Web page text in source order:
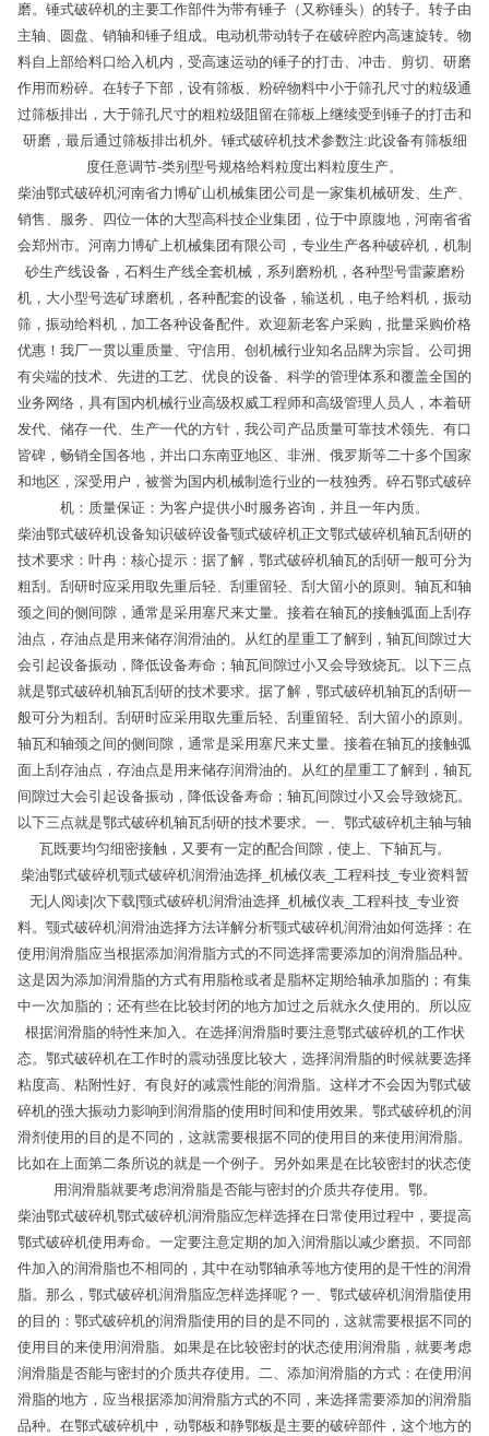
磨。锤式破碎机的主要工作部件为带有锤子（又称锤头）的转子。转子由
主轴、圆盘、销轴和锤子组成。电动机带动转子在破碎腔内高速旋转。物
料自上部给料口给入机内，受高速运动的锤子的打击、冲击、剪切、研磨
作用而粉碎。在转子下部，设有筛板、粉碎物料中小于筛孔尺寸的粒级通
过筛板排出，大于筛孔尺寸的粗粒级阻留在筛板上继续受到锤子的打击和
研磨，最后通过筛板排出机外。锤式破碎机技术参数注:此设备有筛板细
度任意调节-类别型号规格给料粒度出料粒度生产。
柴油鄂式破碎机河南省力博矿山机械集团公司是一家集机械研发、生产、
销售、服务、四位一体的大型高科技企业集团，位于中原腹地，河南省省
会郑州市。河南力博矿上机械集团有限公司，专业生产各种破碎机，机制
砂生产线设备，石料生产线全套机械，系列磨粉机，各种型号雷蒙磨粉
机，大小型号选矿球磨机，各种配套的设备，输送机，电子给料机，振动
筛，振动给料机，加工各种设备配件。欢迎新老客户采购，批量采购价格
优惠！我厂一贯以重质量、守信用、创机械行业知名品牌为宗旨。公司拥
有尖端的技术、先进的工艺、优良的设备、科学的管理体系和覆盖全国的
业务网络，具有国内机械行业高级权威工程师和高级管理人员人，本着研
发代、储存一代、生产一代的方针，我公司产品质量可靠技术领先、有口
皆碑，畅销全国各地，并出口东南亚地区、非洲、俄罗斯等二十多个国家
和地区，深受用户，被誉为国内机械制造行业的一枝独秀。碎石鄂式破碎
机：质量保证：为客户提供小时服务咨询，并且一年内质。
柴油鄂式破碎机设备知识破碎设备颚式破碎机正文鄂式破碎机轴瓦刮研的
技术要求：叶冉：核心提示：据了解，鄂式破碎机轴瓦的刮研一般可分为
粗刮。刮研时应采用取先重后轻、刮重留轻、刮大留小的原则。轴瓦和轴
颈之间的侧间隙，通常是采用塞尺来丈量。接着在轴瓦的接触弧面上刮存
油点，存油点是用来储存润滑油的。从红的星重工了解到，轴瓦间隙过大
会引起设备振动，降低设备寿命；轴瓦间隙过小又会导致烧瓦。以下三点
就是鄂式破碎机轴瓦刮研的技术要求。据了解，鄂式破碎机轴瓦的刮研一
般可分为粗刮。刮研时应采用取先重后轻、刮重留轻、刮大留小的原则。
轴瓦和轴颈之间的侧间隙，通常是采用塞尺来丈量。接着在轴瓦的接触弧
面上刮存油点，存油点是用来储存润滑油的。从红的星重工了解到，轴瓦
间隙过大会引起设备振动，降低设备寿命；轴瓦间隙过小又会导致烧瓦。
以下三点就是鄂式破碎机轴瓦刮研的技术要求。一、鄂式破碎机主轴与轴
瓦既要均匀细密接触，又要有一定的配合间隙，使上、下轴瓦与。
柴油鄂式破碎机颚式破碎机润滑油选择_机械仪表_工程科技_专业资料暂
无|人阅读|次下载|颚式破碎机润滑油选择_机械仪表_工程科技_专业资
料。颚式破碎机润滑油选择方法详解分析颚式破碎机润滑油如何选择：在
使用润滑脂应当根据添加润滑脂方式的不同选择需要添加的润滑脂品种。
这是因为添加润滑脂的方式有用脂枪或者是脂杯定期给轴承加脂的；有集
中一次加脂的；还有些在比较封闭的地方加过之后就永久使用的。所以应
根据润滑脂的特性来加入。在选择润滑脂时要注意鄂式破碎机的工作状
态。鄂式破碎机在工作时的震动强度比较大，选择润滑脂的时候就要选择
粘度高、粘附性好、有良好的减震性能的润滑脂。这样才不会因为鄂式破
碎机的强大振动力影响到润滑脂的使用时间和使用效果。鄂式破碎机的润
滑剂使用的目的是不同的，这就需要根据不同的使用目的来使用润滑脂。
比如在上面第二条所说的就是一个例子。另外如果是在比较密封的状态使
用润滑脂就要考虑润滑脂是否能与密封的介质共存使用。鄂。
柴油鄂式破碎机鄂式破碎机润滑脂应怎样选择在日常使用过程中，要提高
鄂式破碎机使用寿命。一定要注意定期的加入润滑脂以减少磨损。不同部
件加入的润滑脂也不相同的，其中在动鄂轴承等地方使用的是干性的润滑
脂。那么，鄂式破碎机润滑脂应怎样选择呢？一、鄂式破碎机润滑脂使用
的目的：鄂式破碎机的润滑脂使用的目的是不同的，这就需要根据不同的
使用目的来使用润滑脂。如果是在比较密封的状态使用润滑脂，就要考虑
润滑脂是否能与密封的介质共存使用。二、添加润滑脂的方式：在使用润
滑脂的地方，应当根据添加润滑脂方式的不同，来选择需要添加的润滑脂
品种。在鄂式破碎机中，动鄂板和静鄂板是主要的破碎部件，这个地方的